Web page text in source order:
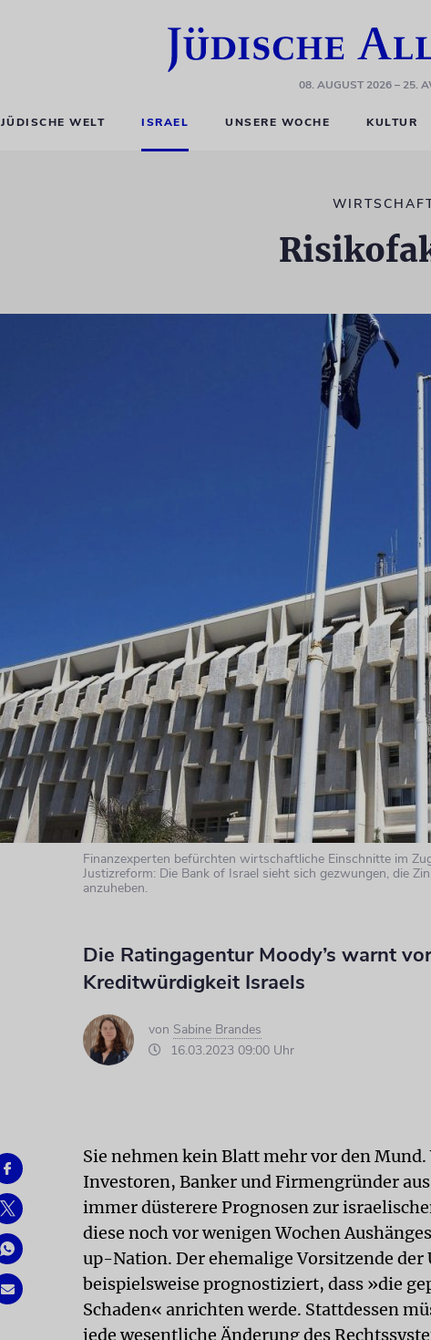
08. AUGUST 2026– 25.
JÜDISCHE WELT ISRAEL UNSERE WOCHE KULTUR
Finanzexperten befürchten wirtschaftliche Einschnitte im
Justizreform: Die Bank of Israel sieht sich gezwungen, die
anzuheben.
Die Ratingagentur Moody’s warnt
Kreditwürdigkeit Israels
von Sabine Brandes
16.03.2023 09:00 Uhr
Sie nehmen kein Blatt mehr vor den
Investoren, Banker und Firmengründer
immer düsterere Prognosen zur
diese noch vor wenigen Wochen
up-Nation. Der ehemalige Vorsitzende der
beispielsweise prognostiziert, dass »die
Schaden« anrichten werde. Stattdessen
jede wesentliche Änderung des